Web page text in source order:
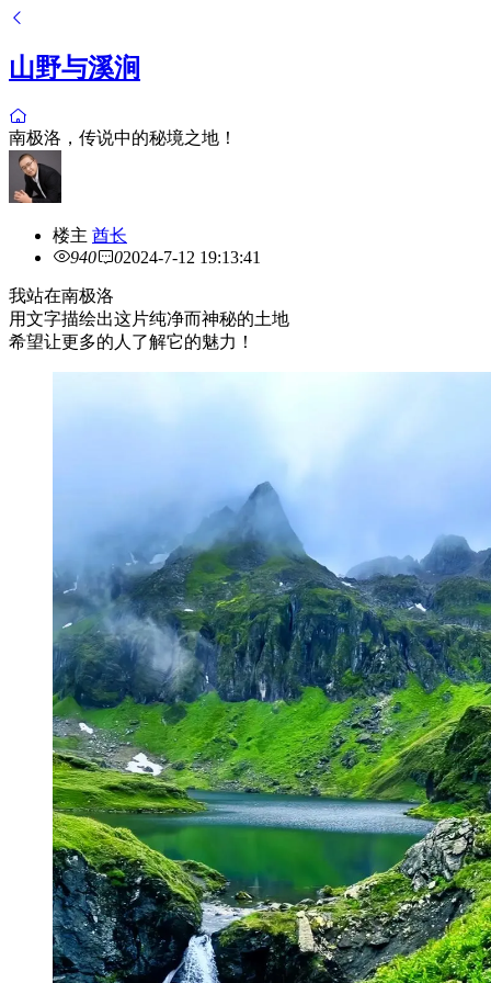
山野与溪涧
南极洛，传说中的秘境之地！
楼主 酋长
940
02024-7-12 19:13:41
我站在南极洛
用文字描绘出这片纯净而神秘的土地
希望让更多的人了解它的魅力！